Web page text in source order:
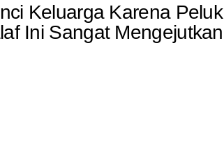
Keluarga Karena Peluk
Ini Sangat Mengejutkan